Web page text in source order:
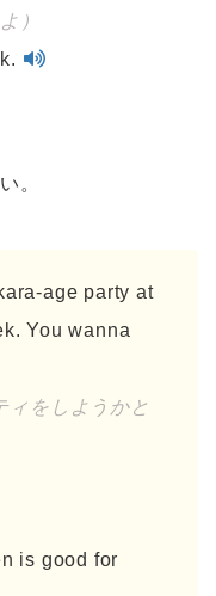
）
。
age party at
You wanna
ィをしようかと
is good for